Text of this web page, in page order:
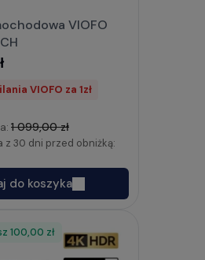
VIOFO
VIOFO za 1zł
1 099,00 zł
z 30 dni przed obniżką:
do koszyka
100,00 zł